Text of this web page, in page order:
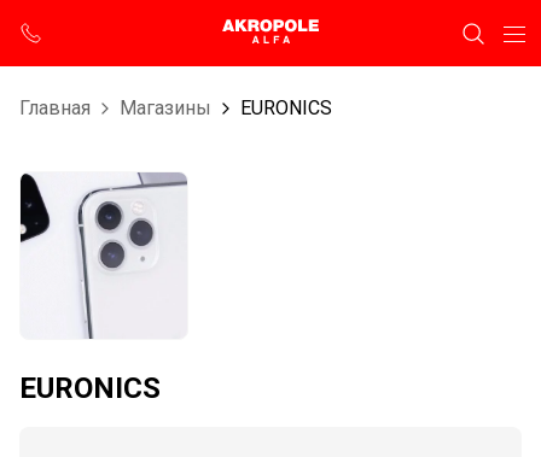
Главная Магазины EURONICS
EURONICS